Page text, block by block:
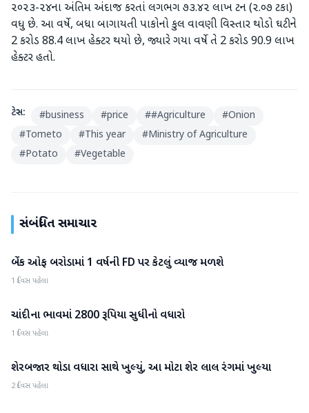
૨૦૨૩-૨૪ના અંતિમ અંદાજ કરતાં લગભગ ૭૩.૪૨ લાખ ટન (૨.૦૭ ટકા)
વધુ છે. આ વર્ષે, બધા બાગાયતી પાકોનો કુલ વાવણી વિસ્તાર થોડો ઘટીને
2 કરોડ 88.4 લાખ હેક્ટર થયો છે, જ્યારે ગયા વર્ષે તે 2 કરોડ 90.9 લાખ
હેક્ટર હતો.
ટેગ્સ: #business #price ##Agriculture #Onion
#Tometo #This year #Ministry of Agriculture
#Potato #Vegetable
સંબંધિત સમાચાર
બિઝનેસ
બેંક ઓફ બરોડામાં 1 વર્ષની FD પર કેટલું વ્યાજ મળશે
1 દિવસ પહેલા
બિઝનેસ
ચાંદીના ભાવમાં 2800 રૂપિયા સુધીનો વધારો
1 દિવસ પહેલા
બિઝનેસ
શેરબજાર થોડા વધારા સાથે ખુલ્યું, આ મોટા શેર લાલ રંગમાં ખુલ્યા
2 દિવસ પહેલા